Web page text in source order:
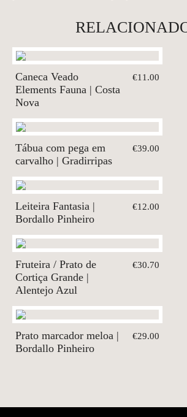
Caneca Veado
Elements Fauna | Costa
Nova
€11.00
Tábua com pega em
carvalho | Gradirripas
€39.00
Leiteira Fantasia |
Bordallo Pinheiro
€12.00
Fruteira / Prato de
Cortiça Grande |
Alentejo Azul
€30.70
Prato marcador meloa |
Bordallo Pinheiro
€29.00